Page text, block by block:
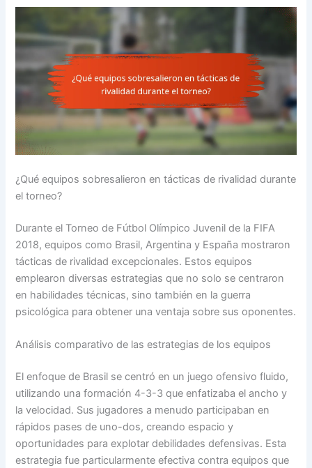
¿Qué equipos sobresalieron en tácticas de rivalidad durante
el torneo?
Durante el Torneo de Fútbol Olímpico Juvenil de la FIFA
2018, equipos como Brasil, Argentina y España mostraron
tácticas de rivalidad excepcionales. Estos equipos
emplearon diversas estrategias que no solo se centraron
en habilidades técnicas, sino también en la guerra
psicológica para obtener una ventaja sobre sus oponentes.
Análisis comparativo de las estrategias de los equipos
El enfoque de Brasil se centró en un juego ofensivo fluido,
utilizando una formación 4-3-3 que enfatizaba el ancho y
la velocidad. Sus jugadores a menudo participaban en
rápidos pases de uno-dos, creando espacio y
oportunidades para explotar debilidades defensivas. Esta
estrategia fue particularmente efectiva contra equipos que